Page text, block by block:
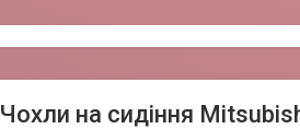
Чохли на сидіння